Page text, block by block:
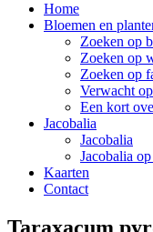
Home
Bloemen en
Zoeken op
Zoeken op
Zoeken op
Verwacht
Een kort
Jacobalia
Jacobalia
Jacobalia
Kaarten
Contact